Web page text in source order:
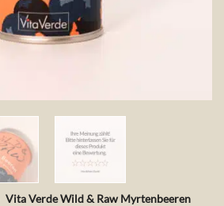
Vita Verde Wild & Raw Myrtenbeeren